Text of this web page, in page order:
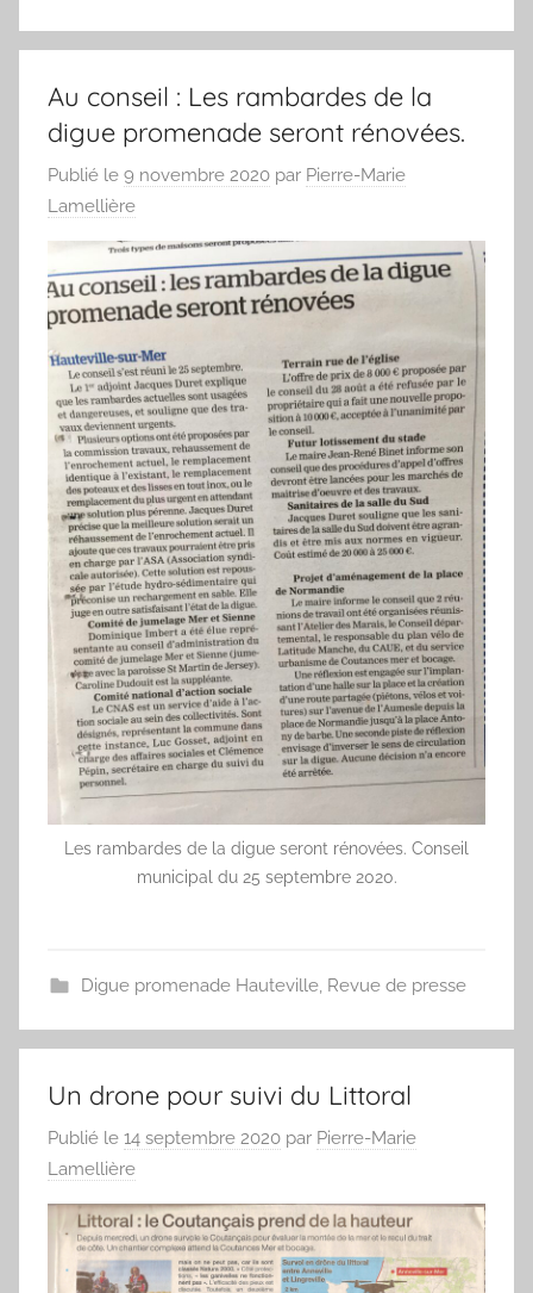
Au conseil : Les rambardes de la
digue promenade seront rénovées.
Publié le 9 novembre 2020 par Pierre-Marie
Lamellière
Les rambardes de la digue seront rénovées. Conseil
municipal du 25 septembre 2020.
Digue promenade Hauteville, Revue de presse
Un drone pour suivi du Littoral
Publié le 14 septembre 2020 par Pierre-Marie
Lamellière